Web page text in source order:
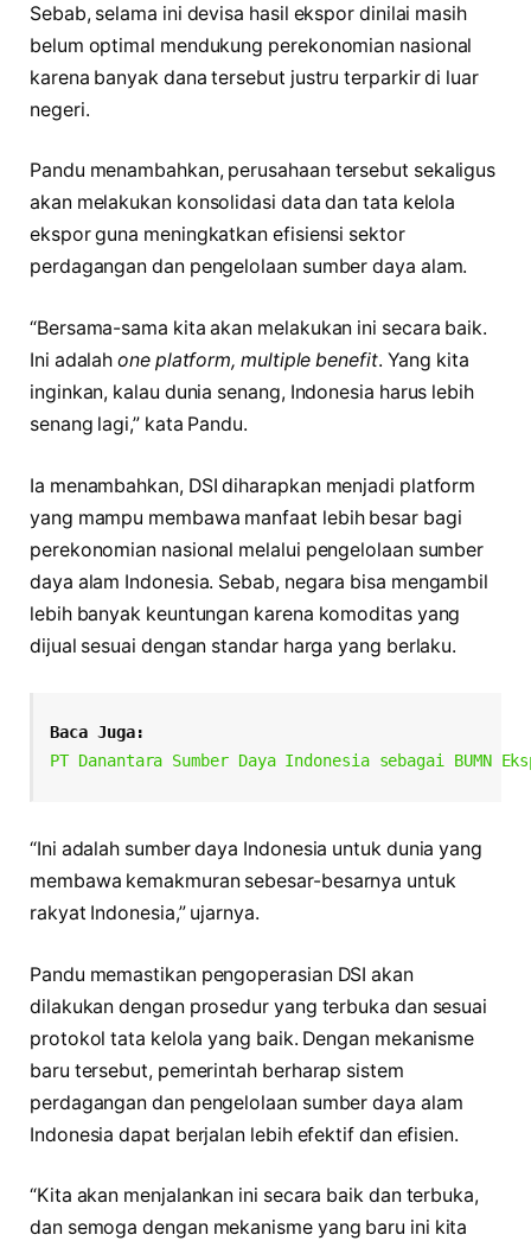
Sebab, selama ini devisa hasil ekspor dinilai masih
belum optimal mendukung perekonomian nasional
karena banyak dana tersebut justru terparkir di luar
negeri.
Pandu menambahkan, perusahaan tersebut sekaligus
akan melakukan konsolidasi data dan tata kelola
ekspor guna meningkatkan efisiensi sektor
perdagangan dan pengelolaan sumber daya alam.
“Bersama-sama kita akan melakukan ini secara baik.
Ini adalahone platform, multiple benefit. Yang kita
inginkan, kalau dunia senang, Indonesia harus lebih
senang lagi,” kata Pandu.
Ia menambahkan, DSI diharapkan menjadi platform
yang mampu membawa manfaat lebih besar bagi
perekonomian nasional melalui pengelolaan sumber
daya alam Indonesia. Sebab, negara bisa mengambil
lebih banyak keuntungan karena komoditas yang
dijual sesuai dengan standar harga yang berlaku.
Baca Juga:
PT Danantara Sumber Daya Indonesia sebagai BUMN
“Ini adalah sumber daya Indonesia untuk dunia yang
membawa kemakmuran sebesar-besarnya untuk
rakyat Indonesia,” ujarnya.
Pandu memastikan pengoperasian DSI akan
dilakukan dengan prosedur yang terbuka dan sesuai
protokol tata kelola yang baik. Dengan mekanisme
baru tersebut, pemerintah berharap sistem
perdagangan dan pengelolaan sumber daya alam
Indonesia dapat berjalan lebih efektif dan efisien.
“Kita akan menjalankan ini secara baik dan terbuka,
dan semoga dengan mekanisme yang baru ini kita